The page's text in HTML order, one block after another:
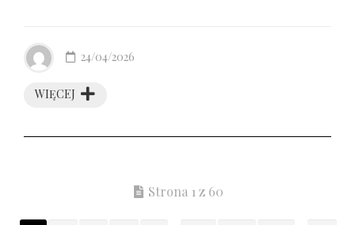
WIĘCEJ
24/04/2026
Strona 1 z 60